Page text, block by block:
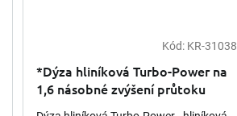
Kód: KR-31038
*Dýza hliníková Turbo-Power na
1,6 násobné zvýšení průtoku